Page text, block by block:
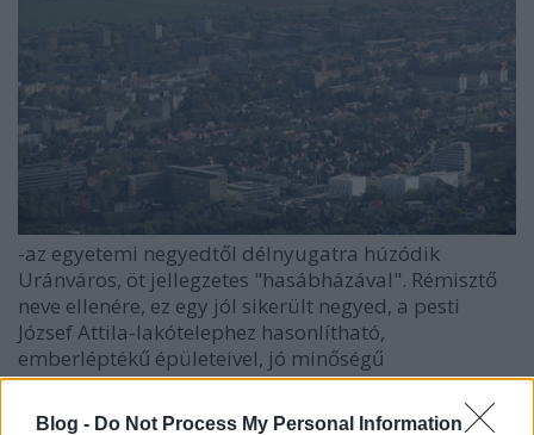
Blog - Do Not Process My Personal Information
-az egyetemi negyedtől délnyugatra húzódik
Uránváros, öt jellegzetes "hasábházával". Rémisztő
neve ellenére, ez egy jól sikerült negyed, a pesti
József Attila-lakótelephez hasonlítható,
emberléptékű épületeivel, jó minőségű
zöldfelületeivel.